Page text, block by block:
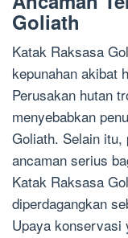
Goliath
Katak Raksasa
kepunahan akibat
Perusakan hutan
menyebabkan
Goliath. Selain itu,
ancaman serius
Katak Raksasa
diperdagangkan
Upaya konservasi